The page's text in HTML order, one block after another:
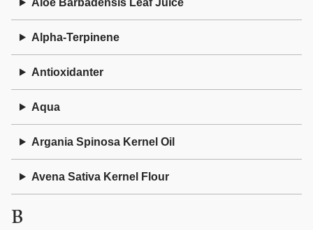
Alpha-Terpinene
Antioxidanter
Aqua
Argania Spinosa Kernel Oil
Avena Sativa Kernel Flour
B